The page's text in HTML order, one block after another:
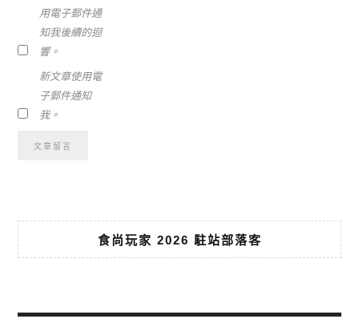
用電子郵件通
知我後續的迴
響。
新文章使用電
子郵件通知
我。
食尚玩家 2026 駐站部落客